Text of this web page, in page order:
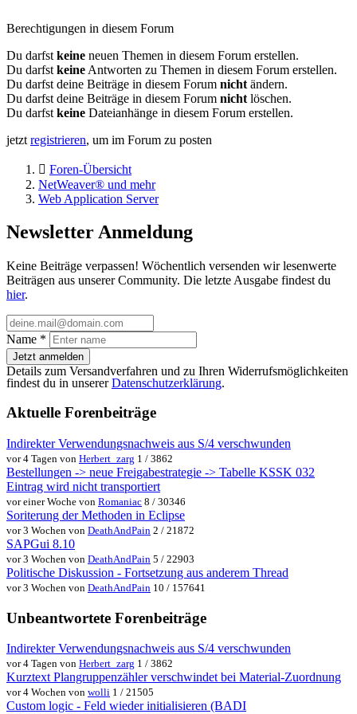
Berechtigungen in diesem Forum
Du darfst keine neuen Themen in diesem Forum erstellen.
Du darfst keine Antworten zu Themen in diesem Forum erstellen.
Du darfst deine Beiträge in diesem Forum nicht ändern.
Du darfst deine Beiträge in diesem Forum nicht löschen.
Du darfst keine Dateianhänge in diesem Forum erstellen.
jetzt registrieren, um im Forum zu posten
Foren-Übersicht
NetWeaver® und mehr
Web Application Server
Newsletter Anmeldung
Keine Beiträge verpassen! Wöchentlich versenden wir lesenwerte
Beiträgen aus unserer Community. Die letzte Ausgabe findest du
hier.
Name *
Jetzt anmelden
Details zum Versandverfahren und zu Ihren Widerrufsmöglichkeiten
findest du in unsererDatenschutzerklärung.
Aktuelle Forenbeiträge
Indirekter Verwendungsnachweis aus S/4 verschwunden
vor 4 Tagen von Herbert_zarg 1 / 3862
Bestellungen -> neue Freigabestrategie -> Tabelle KSSK 032
Eintrag wird nicht transportiert
vor einer Woche von Romaniac 8 / 30346
Soriterung der Methoden in Eclipse
vor 3 Wochen von DeathAndPain 2 / 21872
SAPGui 8.10
vor 3 Wochen von DeathAndPain 5 / 22903
Politische Diskussion - Fortsetzung aus anderem Thread
vor 3 Wochen von DeathAndPain 10 / 157641
Unbeantwortete Forenbeiträge
Indirekter Verwendungsnachweis aus S/4 verschwunden
vor 4 Tagen von Herbert_zarg 1 / 3862
Kurztext Plangruppenzähler verschwindet bei Material-Zuordnung
vor 4 Wochen von wolli 1 / 21505
Custom logic - Feld wieder initialisieren (BADI